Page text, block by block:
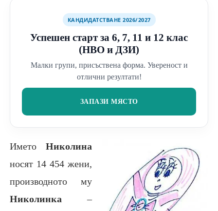
КАНДИДАТСТВАНЕ 2026/2027
Успешен старт за 6, 7, 11 и 12 клас
(НВО и ДЗИ)
Малки групи, присъствена форма. Увереност и
отлични резултати!
ЗАПАЗИ МЯСТО
Името Николина
носят 14 454 жени,
производното му
Николинка –